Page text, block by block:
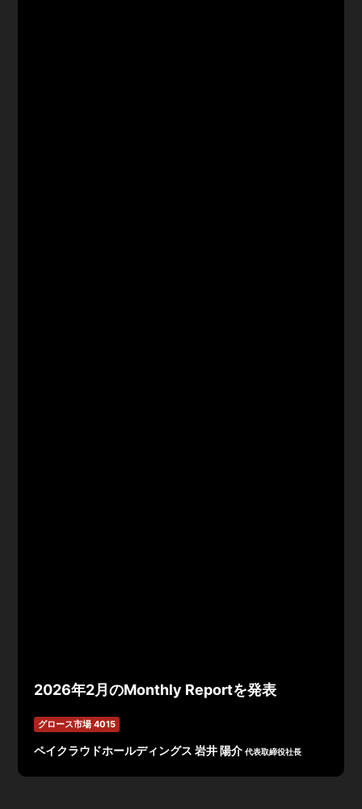
2026年2月のMonthly Reportを発表
グロース市場 4015
ペイクラウドホールディングス 岩井 陽介代表取締役社長